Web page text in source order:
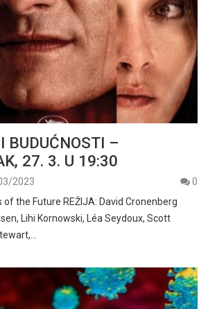
BUDUĆNOSTI –
27. 3. U 19:30
2023
0
of the Future REŽIJA: David Cronenberg
Lihi Kornowski, Léa Seydoux, Scott